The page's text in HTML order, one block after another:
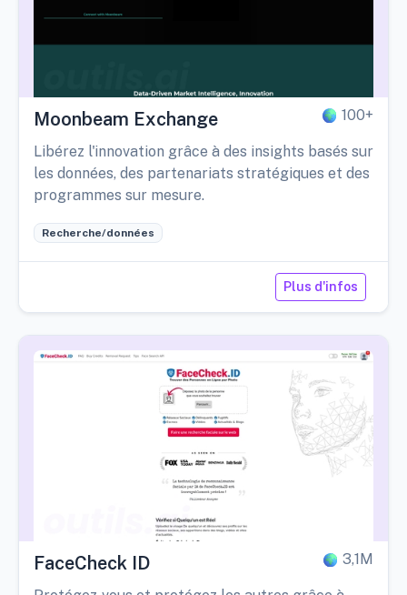
Moonbeam Exchange 100+
Libérez l'innovation grâce à des insights basés sur
les données, des partenariats stratégiques et des
programmes sur mesure.
Recherche/données
Plus d'infos
FaceCheck ID 3,1M